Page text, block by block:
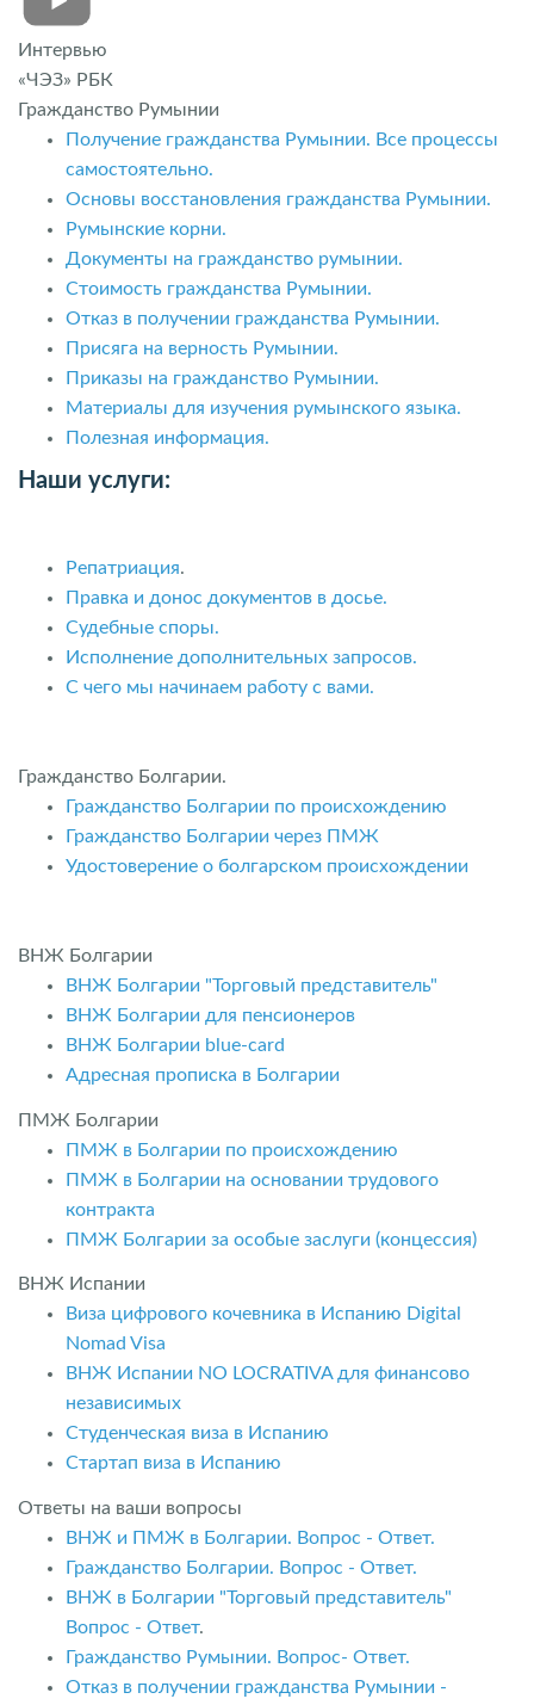
Интервью
«ЧЭЗ» РБК
Гражданство Румынии
Получение гражданства Румынии. Все процессы
самостоятельно.
Основы восстановления гражданства Румынии.
Румынские корни.
Документы на гражданство румынии.
Стоимость гражданства Румынии.
Отказ в получении гражданства Румынии.
Присяга на верность Румынии.
Приказы на гражданство Румынии.
Материалы для изучения румынского языка.
Полезная информация.
Наши услуги:
Репатриация.
Правка и донос документов в досье.
Судебные споры.
Исполнение дополнительных запросов.
С чего мы начинаем работу с вами.
Гражданство Болгарии.
Гражданство Болгарии по происхождению
Гражданство Болгарии через ПМЖ
Удостоверение о болгарском происхождении
ВНЖ Болгарии
ВНЖ Болгарии "Торговый представитель"
ВНЖ Болгарии для пенсионеров
ВНЖ Болгарии blue-card
Адресная прописка в Болгарии
ПМЖ Болгарии
ПМЖ в Болгарии по происхождению
ПМЖ в Болгарии на основании трудового
контракта
ПМЖ Болгарии за особые заслуги (концессия)
ВНЖ Испании
Виза цифрового кочевника в Испанию Digital
Nomad Visa
ВНЖ Испании NO LOCRATIVA для финансово
независимых
Студенческая виза в Испанию
Стартап виза в Испанию
Ответы на ваши вопросы
ВНЖ и ПМЖ в Болгарии. Вопрос - Ответ.
Гражданство Болгарии. Вопрос - Ответ.
ВНЖ в Болгарии "Торговый представитель"
Вопрос - Ответ.
Гражданство Румынии. Вопрос- Ответ.
Отказ в получении гражданства Румынии -